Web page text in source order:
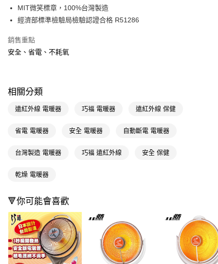
相關說明
【關於「AFTEE先享後付」】
AFTEE先享後付是「在收到商品之後才付款」的支付方式。 讓您購物簡單
１．簡單：不需註冊會員、不需綁卡、不需儲值。
２．便利：只要手機號碼，簡訊認證，即可結帳。
結帳頁面，進行簡訊認證並確認金額後，即可完成結帳。
３．收到繳費通知簡訊後14天內，點擊此簡訊中的連結，可透過四大超商／
※ 請注意：結帳手續完成當下不需立刻繳費，但若您需要取消訂單，請聯絡
※ 交易是否成功請以「AFTEE先享後付 」之結帳頁面顯示為準，若有關於
客戶支援中心」
１．透過由恩沛科技股份有限公司提供之「AFTEE先享後付」服務完成之交
權轉讓予恩沛科技股份有限公司。
２．關於個人資料處理事宜，請瀏覽以下網址：
https://aftee.tw/terms/#terms3
３．未成年的使用者請事先徵得法定代理人或監護人之同意方可使用
「AFTEE先享後付」，若未經同意申辦者引起之損失，本公司不負相關責
任。
宅配(廠商直送🚚)
每筆NT$100，滿NT$590(含以上)免運費
每筆NT$300
MIT微笑標章，100%台灣製造
經濟部標準檢驗局檢驗認證合格 R51286
銷售重點
安全、省電、不耗氧
相關分類
遠紅外線 電暖器 巧福 電暖器 遠紅外線 保健
省電 電暖器 安全 電暖器 自動斷電 電暖器
台灣製造 電暖器 巧福 遠紅外線 安全 保健
乾燥 電暖器
🔻你可能會喜歡